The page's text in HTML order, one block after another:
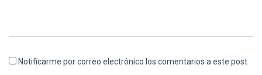
Notificarme por correo electrónico los comentarios a este post